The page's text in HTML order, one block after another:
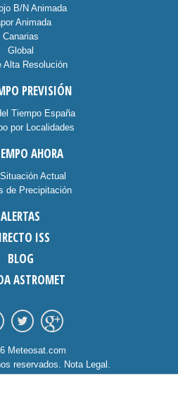
B/N Animada
Animada
Canarias
Global
Alta Resolución
PREVISIÓN
Tiempo España
por Localidades
AHORA
Actual
de Precipitación
ALERTAS
ISS
BLOG
ASTROMET
Meteosat.com
reservados. Nota Legal .